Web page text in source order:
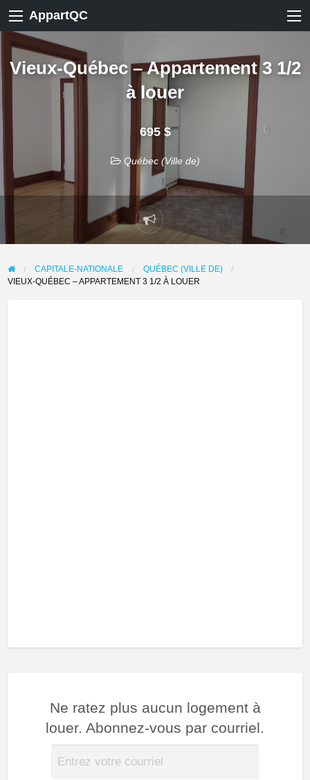
AppartQC
Vieux-Québec – Appartement 3 1/2
à louer
695 $
Québec (Ville de)
Signaler
un
problème
CAPITALE-NATIONALE
QUÉBEC (VILLE DE)
VIEUX-QUÉBEC – APPARTEMENT 3 1/2 À LOUER
Ne ratez plus aucun logement à
louer. Abonnez-vous par courriel.